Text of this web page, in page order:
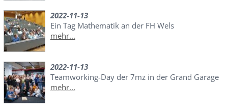
2022-11-13
Ein Tag Mathematik an der FH Wels
mehr...
2022-11-13
Teamworking-Day der 7mz in der Grand Garage
mehr...